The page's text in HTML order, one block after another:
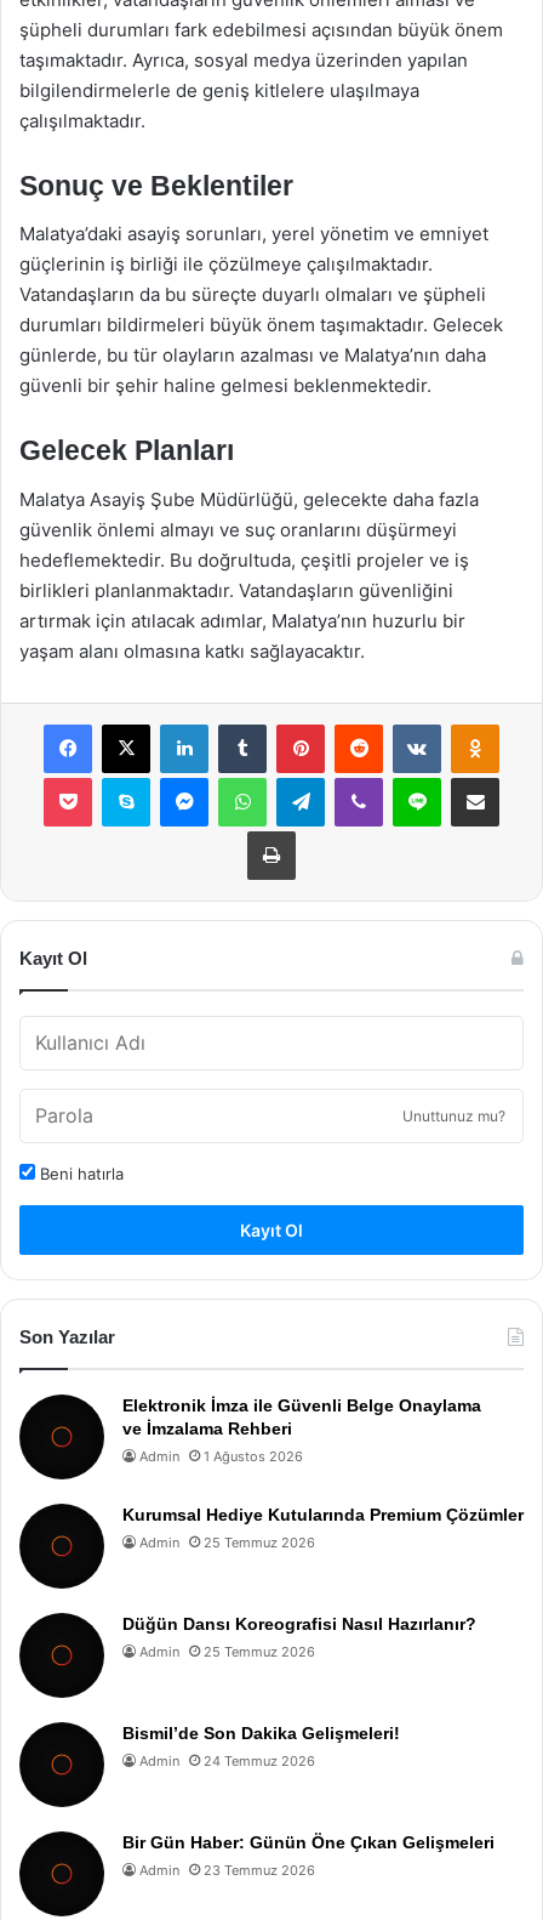
şüpheli durumları fark edebilmesi açısından büyük önem
taşımaktadır. Ayrıca, sosyal medya üzerinden yapılan
bilgilendirmelerle de geniş kitlelere ulaşılmaya
çalışılmaktadır.
Sonuç ve Beklentiler
Malatya’daki asayiş sorunları, yerel yönetim ve emniyet
güçlerinin iş birliği ile çözülmeye çalışılmaktadır.
Vatandaşların da bu süreçte duyarlı olmaları ve şüpheli
durumları bildirmeleri büyük önem taşımaktadır. Gelecek
günlerde, bu tür olayların azalması ve Malatya’nın daha
güvenli bir şehir haline gelmesi beklenmektedir.
Gelecek Planları
Malatya Asayiş Şube Müdürlüğü, gelecekte daha fazla
güvenlik önlemi almayı ve suç oranlarını düşürmeyi
hedeflemektedir. Bu doğrultuda, çeşitli projeler ve iş
birlikleri planlanmaktadır. Vatandaşların güvenliğini
artırmak için atılacak adımlar, Malatya’nın huzurlu bir
yaşam alanı olmasına katkı sağlayacaktır.
Facebook
X LinkedInTumblr PinterestReddit VKontakte
Pocket Skype MessengerWhatsAppTelegramViber Line E-Posta ile
Yazdır
Kayıt Ol
Unuttunuz mu?
Beni hatırla
Kayıt Ol
Son Yazılar
Elektronik İmza ile Güvenli Belge Onaylama
ve İmzalama Rehberi
Admin 1 Ağustos 2026
Kurumsal Hediye Kutularında Premium Çözümler
Admin 25 Temmuz 2026
Düğün Dansı Koreografisi Nasıl Hazırlanır?
Admin 25 Temmuz 2026
Bismil’de Son Dakika Gelişmeleri!
Admin 24 Temmuz 2026
Bir Gün Haber: Günün Öne Çıkan Gelişmeleri
Admin 23 Temmuz 2026